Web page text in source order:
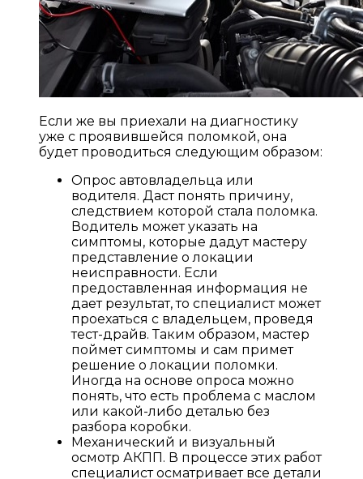
Если же вы приехали на диагностику
уже с проявившейся поломкой, она
будет проводиться следующим образом:
Опрос автовладельца или
водителя. Даст понять причину,
следствием которой стала поломка.
Водитель может указать на
симптомы, которые дадут мастеру
представление о локации
неисправности. Если
предоставленная информация не
дает результат, то специалист может
проехаться с владельцем, проведя
тест-драйв. Таким образом, мастер
поймет симптомы и сам примет
решение о локации поломки.
Иногда на основе опроса можно
понять, что есть проблема с маслом
или какой-либо деталью без
разбора коробки.
Механический и визуальный
осмотр АКПП. В процессе этих работ
специалист осматривает все детали